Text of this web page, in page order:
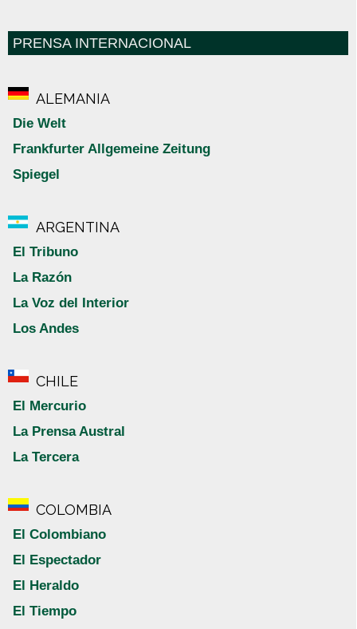
PRENSA INTERNACIONAL
ALEMANIA
Die Welt
Frankfurter Allgemeine Zeitung
Spiegel
ARGENTINA
El Tribuno
La Razón
La Voz del Interior
Los Andes
CHILE
El Mercurio
La Prensa Austral
La Tercera
COLOMBIA
El Colombiano
El Espectador
El Heraldo
El Tiempo